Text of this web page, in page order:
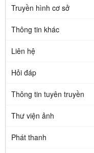
Truyền hình cơ sở
Thông tin khác
Liên hệ
Hỏi đáp
Thông tin tuyên truyền
Thư viện ảnh
Phát thanh